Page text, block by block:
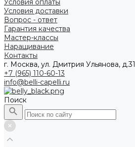
Условия оплаты
Условия доставки
Вопрос - ответ
Гарантия качества
Мастер-классы
Наращивание
Контакты
г. Москва, ул. Дмитрия Ульянова, д.31
+7 (965) 110-60-13
info@belli-capelli.ru
Поиск